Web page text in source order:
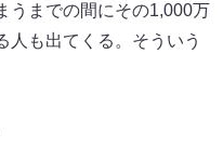
うまでの間にその1,000万
人も出てくる。そういう